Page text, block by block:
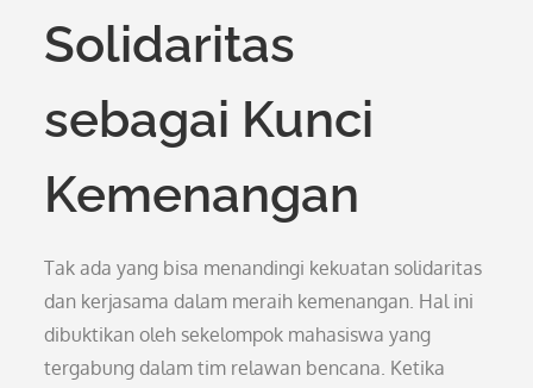
Solidaritas
sebagai Kunci
Kemenangan
Tak ada yang bisa menandingi kekuatan solidaritas
dan kerjasama dalam meraih kemenangan. Hal ini
dibuktikan oleh sekelompok mahasiswa yang
tergabung dalam tim relawan bencana. Ketika